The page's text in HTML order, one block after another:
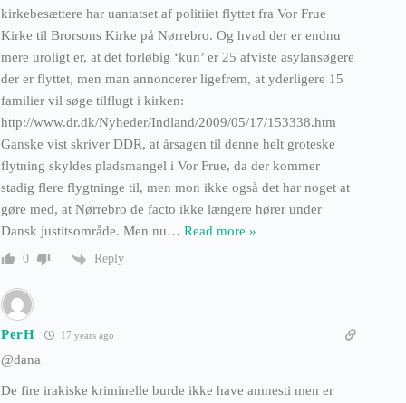
kirkebesættere har uantatset af politiiet flyttet fra Vor Frue
Kirke til Brorsons Kirke på Nørrebro. Og hvad der er endnu
mere uroligt er, at det forløbig ‘kun’ er 25 afviste asylansøgere
der er flyttet, men man annoncerer ligefrem, at yderligere 15
familier vil søge tilflugt i kirken:
http://www.dr.dk/Nyheder/Indland/2009/05/17/153338.htm
Ganske vist skriver DDR, at årsagen til denne helt groteske
flytning skyldes pladsmangel i Vor Frue, da der kommer
stadig flere flygtninge til, men mon ikke også det har noget at
gøre med, at Nørrebro de facto ikke længere hører under
Dansk justitsområde. Men nu… Read more »
0 Reply
PerH 17 years ago
@dana
De fire irakiske kriminelle burde ikke have amnesti men er